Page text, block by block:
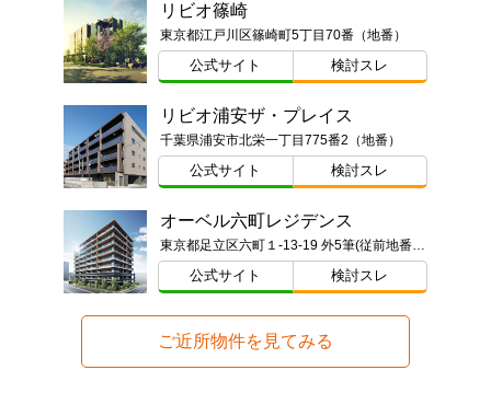
リビオ篠崎
東京都江戸川区篠崎町5丁目70番（地番）
公式サイト 検討スレ
リビオ浦安ザ・プレイス
千葉県浦安市北栄一丁目775番2（地番）
公式サイト 検討スレ
オーベル六町レジデンス
東京都足立区六町１-13-19 外5筆(従前地番)ほか
公式サイト 検討スレ
ご近所物件を見てみる